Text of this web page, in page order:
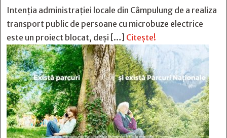
Intenția administrației locale din Câmpulung de a realiza
transport public de persoane cu microbuze electrice
este un proiect blocat, deși […] Citește!